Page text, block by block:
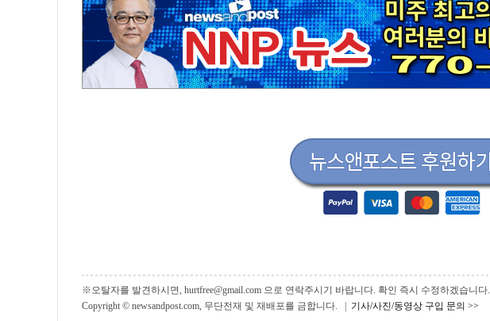
※오탈자를 발견하시면, hurtfree@gmail.com 으로 연락주시기 바랍니다. 확인 즉시 수정하겠습니다.
Copyright © newsandpost.com, 무단전재 및 재배포를 금합니다. | 기사/사진/동영상 구입 문의 >>